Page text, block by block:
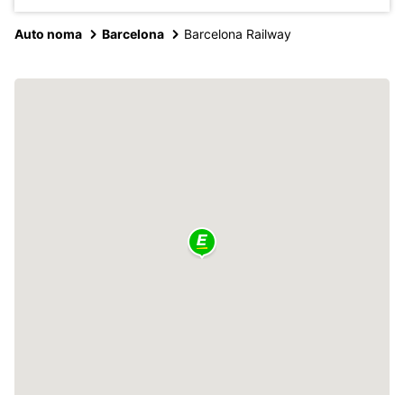
Auto noma Barcelona Barcelona Railway